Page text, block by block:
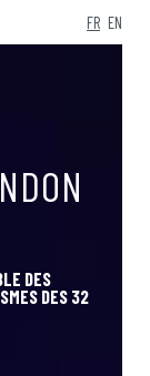
FR EN
DES
DES 32